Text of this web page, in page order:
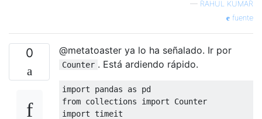
— RAHUL KUMAR
fuente
0 @metatoaster ya lo ha señalado. Ir por
Counter . Está ardiendo rápido.
import pandas as
from collections import
Counter
import